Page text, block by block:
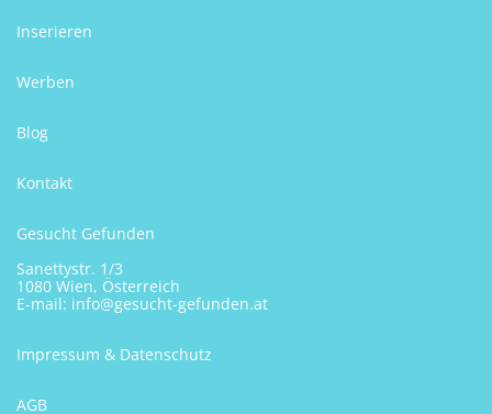
Inserieren
Werben
Blog
Kontakt
Gesucht Gefunden
Sanettystr. 1/3
1080 Wien, Österreich
E-mail: info@gesucht-gefunden.at
Impressum & Datenschutz
AGB